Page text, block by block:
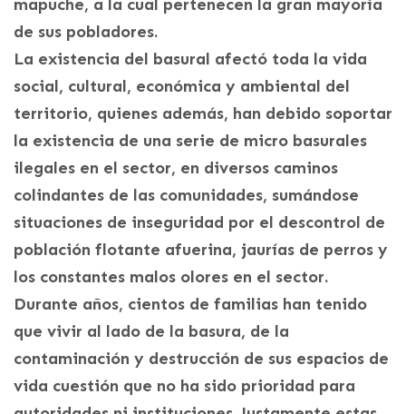
mapuche, a la cual pertenecen la gran mayoría
de sus pobladores.
La existencia del basural afectó toda la vida
social, cultural, económica y ambiental del
territorio, quienes además, han debido soportar
la existencia de una serie de micro basurales
ilegales en el sector, en diversos caminos
colindantes de las comunidades, sumándose
situaciones de inseguridad por el descontrol de
población flotante afuerina, jaurías de perros y
los constantes malos olores en el sector.
Durante años, cientos de familias han tenido
que vivir al lado de la basura, de la
contaminación y destrucción de sus espacios de
vida cuestión que no ha sido prioridad para